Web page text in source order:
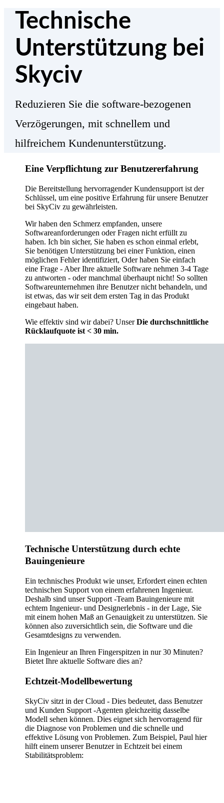
Technische
Unterstützung bei
Skyciv
Reduzieren Sie die software-bezogenen
Verzögerungen, mit schnellem und
hilfreichem Kundenunterstützung.
Eine Verpflichtung zur Benutzererfahrung
Die Bereitstellung hervorragender Kundensupport ist der
Schlüssel, um eine positive Erfahrung für unsere Benutzer
bei SkyCiv zu gewährleisten.
Wir haben den Schmerz empfanden, unsere
Softwareanforderungen oder Fragen nicht erfüllt zu
haben. Ich bin sicher, Sie haben es schon einmal erlebt,
Sie benötigen Unterstützung bei einer Funktion, einen
möglichen Fehler identifiziert, Oder haben Sie einfach
eine Frage - Aber Ihre aktuelle Software nehmen 3-4 Tage
zu antworten - oder manchmal überhaupt nicht! So sollten
Softwareunternehmen ihre Benutzer nicht behandeln, und
ist etwas, das wir seit dem ersten Tag in das Produkt
eingebaut haben.
Wie effektiv sind wir dabei? UnserDie durchschnittliche
Rücklaufquote ist < 30 min.
Technische Unterstützung durch echte
Bauingenieure
Ein technisches Produkt wie unser, Erfordert einen echten
technischen Support von einem erfahrenen Ingenieur.
Deshalb sind unser Support -Team Bauingenieure mit
echtem Ingenieur- und Designerlebnis - in der Lage, Sie
mit einem hohen Maß an Genauigkeit zu unterstützen. Sie
können also zuversichtlich sein, die Software und die
Gesamtdesigns zu verwenden.
Ein Ingenieur an Ihren Fingerspitzen in nur 30 Minuten?
Bietet Ihre aktuelle Software dies an?
Echtzeit-Modellbewertung
SkyCiv sitzt in der Cloud - Dies bedeutet, dass Benutzer
und Kunden Support -Agenten gleichzeitig dasselbe
Modell sehen können. Dies eignet sich hervorragend für
die Diagnose von Problemen und die schnelle und
effektive Lösung von Problemen. Zum Beispiel, Paul hier
hilft einem unserer Benutzer in Echtzeit bei einem
Stabilitätsproblem: